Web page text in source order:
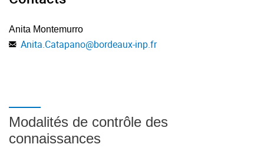
compte du comportement endommageable - Changement
d'échelle et homogénéisation : Exemples de
Anita Montemurro
Anita.Catapano@bordeaux-inp.fr
Modalités de contrôle des
connaissances